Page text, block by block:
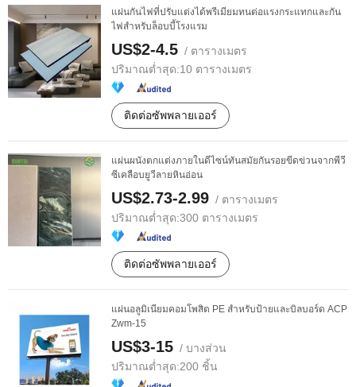
แผ่นกันไฟที่ปรับแต่งได้พรีเมียมทนต่อแรงกระแทกและกัน
ไฟสำหรับล็อบบี้โรงแรม
US$2-4.5 / ตารางเมตร
ปริมาณต่ำสุด:10 ตารางเมตร
ติดต่อซัพพลายเออร์
แผ่นผนังตกแต่งภายในดีไซน์ทันสมัยกันรอยขีดข่วนจากพีวี
ซีเคลือบยูวีลายหินอ่อน
US$2.73-2.99 / ตารางเมตร
ปริมาณต่ำสุด:300 ตารางเมตร
ติดต่อซัพพลายเออร์
แผ่นอลูมิเนียมคอมโพสิต PE สำหรับป้ายและบิลบอร์ด ACP
Zwm-15
US$3-15 / บางส่วน
ปริมาณต่ำสุด:200 ชิ้น